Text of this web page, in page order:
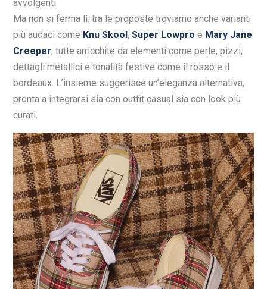
avvolgenti.
Ma non si ferma lì: tra le proposte troviamo anche varianti
più audaci come Knu Skool , Super Lowpro e Mary Jane
Creeper, tutte arricchite da elementi come perle, pizzi,
dettagli metallici e tonalità festive come il rosso e il
bordeaux. L’insieme suggerisce un’eleganza alternativa,
pronta a integrarsi sia con outfit casual sia con look più
curati.